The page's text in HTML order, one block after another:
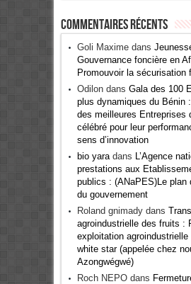
Commentaires récents
Goli Maximedans
Gouvernance foncière en
Promouvoir la sécurisation
Odilondans Gala des 100
plus dynamiques du Bénin
des meilleures Entreprises
célébré pour leur
sens d’innovation
bio yaradans
L’Agence
prestations aux
publics : (ANaPES)Le plan
du gouvernement
Roland gnimadydans
agroindustrielle des fruits :
exploitation
white star (appelée chez
Azongwégwé)
Roch NEPOdans